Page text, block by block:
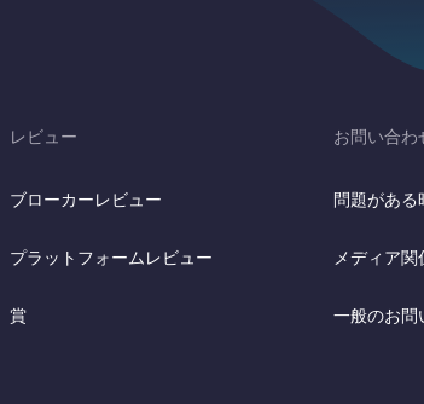
レビュー
ブローカーレビュー
プラットフォームレビュー
賞
お問い合わ
問題がある
メディア関
一般のお問